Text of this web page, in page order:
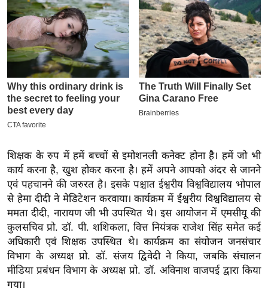
इ
म
ई
-
पे
प
र
मि
ल
बे
मि
सा
ल
श
ख्सि
य
शिक्षक के रुप में हमें बच्चों से इमोशनली कनेक्ट होना है। हमें जो भी
कार्य करना है, खुश होकर करना है। हमें अपने आपको अंदर से जानने
एवं पहचानने की जरुरत है। इसके पश्चात ईश्वरीय विश्वविद्यालय भोपाल
से हेमा दीदी ने मेडिटेशन करवाया। कार्यक्रम में ईश्वरीय विश्वविद्यालय से
ममता दीदी, नारायण जी भी उपस्थित थे। इस आयोजन में एमसीयू की
कुलसचिव प्रो. डॉ. पी. शशिकला, वित्त नियंत्रक राजेश सिंह समेत कई
अधिकारी एवं शिक्षक उपस्थित थे। कार्यक्रम का संयोजन जनसंचार
विभाग के अध्यक्ष प्रो. डॉ. संजय द्विवेदी ने किया, जबकि संचालन
मीडिया प्रबंधन विभाग के अध्यक्ष प्रो. डॉ. अविनाश वाजपई द्वारा किया
गया।